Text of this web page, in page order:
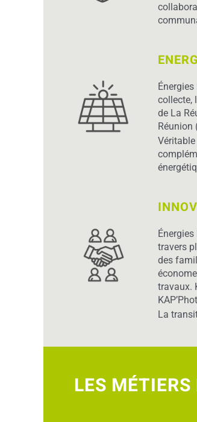
collecte,
de La
Réunion
travers
des
travaux.
La
LES MÉTIERS